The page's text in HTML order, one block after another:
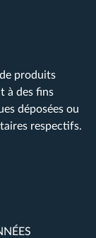
produits
à des fins
déposées ou
respectifs.